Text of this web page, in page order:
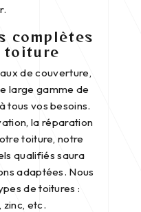
complètes
toiture
de couverture,
large gamme de
tous vos besoins.
la réparation
toiture, notre
qualifiés saura
adaptées. Nous
de toitures :
zinc, etc.